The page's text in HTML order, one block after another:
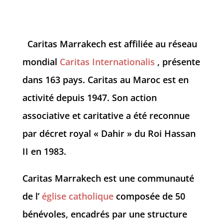
Caritas Marrakech est affiliée au réseau
mondial Caritas Internationalis , présente
dans 163 pays. Caritas au Maroc est en
activité depuis 1947. Son action
associative et caritative a été reconnue
par décret royal « Dahir » du Roi Hassan
II en 1983.
Caritas Marrakech est une communauté
de l’ église catholiquecomposée de 50
bénévoles, encadrés par une structure